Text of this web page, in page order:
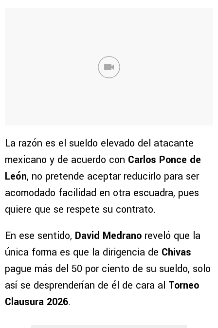
La razón es el sueldo elevado del atacante
mexicano y de acuerdo con Carlos Ponce de
León, no pretende aceptar reducirlo para ser
acomodado facilidad en otra escuadra, pues
quiere que se respete su contrato.
En ese sentido, David Medrano reveló que la
única forma es que la dirigencia de Chivas
pague más del 50 por ciento de su sueldo, solo
así se desprenderían de él de cara al Torneo
Clausura 2026.